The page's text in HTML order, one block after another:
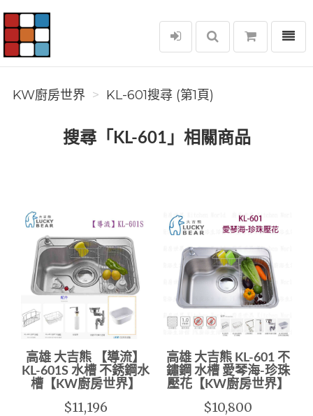
KW廚房世界
選單
KW廚房世界 KL-601搜尋 (第1頁)
搜尋「KL-601」相關商品
高雄 大吉熊 【導流】
KL-601S 水槽 不銹鋼水
槽【KW廚房世界】
$11,196
高雄 大吉熊 KL-601 不
鏽鋼 水槽 愛琴海-珍珠
壓花【KW廚房世界】
$10,800